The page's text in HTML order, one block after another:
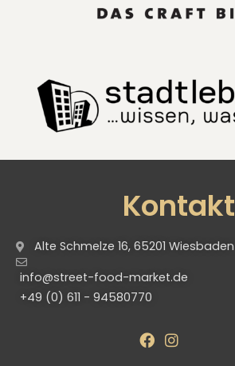
Kontakt
Alte Schmelze 16, 65201 Wiesbaden
info@street-food-market.de
+49 (0) 611 - 94580770